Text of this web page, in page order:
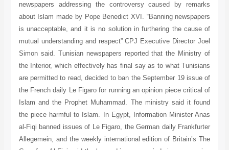
newspapers addressing the controversy caused by remarks
about Islam made by Pope Benedict XVI. “Banning newspapers
is unacceptable, and it is no solution in furthering the cause of
mutual understanding and respect” CPJ Executive Director Joel
Simon said. Tunisian newspapers reported that the Ministry of
the Interior, which effectively has final say as to what Tunisians
are permitted to read, decided to ban the September 19 issue of
the French daily Le Figaro for running an opinion piece critical of
Islam and the Prophet Muhammad. The ministry said it found
the piece harmful to Islam. In Egypt, Information Minister Anas
al-Fiqi banned issues of Le Figaro, the German daily Frankfurter
Allegemein, and the weekly international edition of Britain’s The